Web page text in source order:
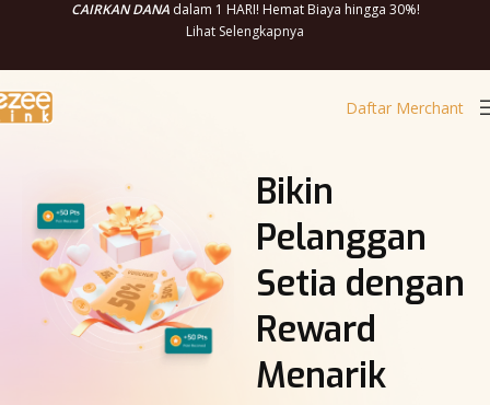
CAIRKAN DANAdalam 1 HARI! Hemat Biaya hingga 30%!
Lihat Selengkapnya
Daftar Merchant
Bikin
Pelanggan
Setia dengan
Reward
Menarik